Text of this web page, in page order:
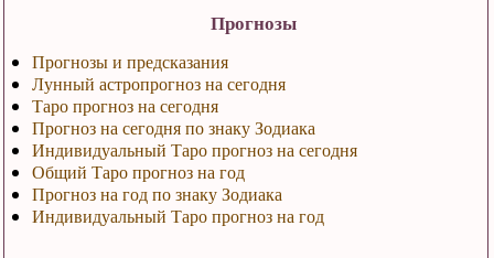
Прогнозы
Прогнозы и предсказания
Лунный астропрогноз на сегодня
Таро прогноз на сегодня
Прогноз на сегодня по знаку Зодиака
Индивидуальный Таро прогноз на сегодня
Общий Таро прогноз на год
Прогноз на год по знаку Зодиака
Индивидуальный Таро прогноз на год